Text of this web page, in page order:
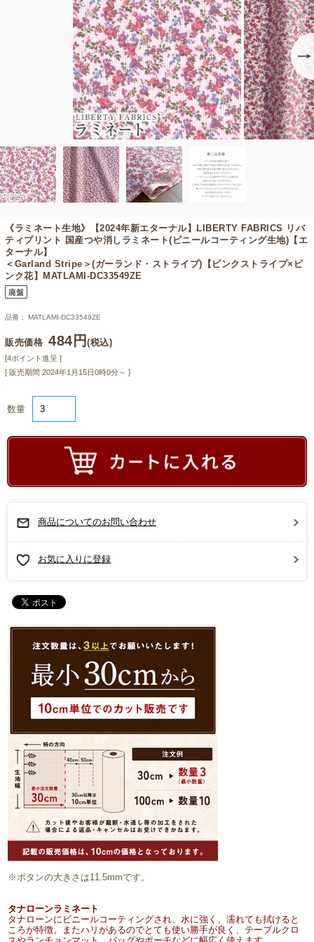
《ラミネート生地》【2024年新エターナル】LIBERTY FABRICS リバ
ティプリント 国産つや消しラミネート(ビニールコーティング生地)【エ
ターナル】
＜Garland Stripe＞(ガーランド・ストライプ)【ピンクストライプ×ピ
ンク花】MATLAMI-DC33549ZE
品番： MATLAMI-DC33549ZE
販売価格 484円(税込)
[4ポイント進呈 ]
[ 販売期間 2024年1月15日0時0分～ ]
数量
商品についてのお問い合わせ
お気に入りに登録
※ボタンの大きさは11.5mmです。
タナローンラミネート
タナローンにビニールコーティングされ、水に強く、濡れても拭けると
ころが特徴。またハリがあるのでとても使い勝手が良く、テーブルクロ